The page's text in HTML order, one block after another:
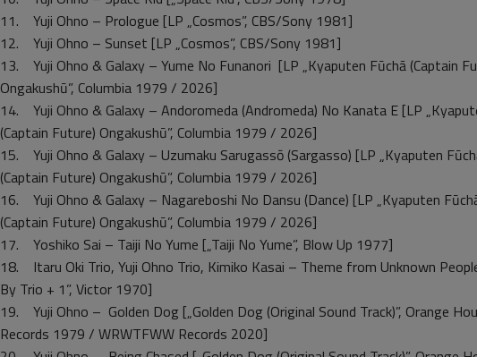
11. Yuji Ohno – Prologue [LP „Cosmos”, CBS/Sony 1981]
12. Yuji Ohno – Sunset [LP „Cosmos”, CBS/Sony 1981]
13. Yuji Ohno & Galaxy – Yume No Funanori [LP „Kyaputen Fūchā (Captain
Ongakushū”, Columbia 1979 / 2026]
14. Yuji Ohno & Galaxy – Andoromeda (Andromeda) No Kanata E [LP
(Captain Future) Ongakushū”, Columbia 1979 / 2026]
15. Yuji Ohno & Galaxy – Uzumaku Sarugassō (Sargasso) [LP „Kyaputen
(Captain Future) Ongakushū”, Columbia 1979 / 2026]
16. Yuji Ohno & Galaxy – Nagareboshi No Dansu (Dance) [LP „Kyaputen
(Captain Future) Ongakushū”, Columbia 1979 / 2026]
17. Yoshiko Sai – Taiji No Yume [„Taiji No Yume”, Blow Up 1977]
18. Itaru Oki Trio, Yuji Ohno Trio, Kimiko Kasai – Theme from Unknown
By Trio + 1”, Victor 1970]
19. Yuji Ohno – Golden Dog [„Golden Dog (Original Sound Track)”, Orange
Records 1979 / WRWTFWW Records 2020]